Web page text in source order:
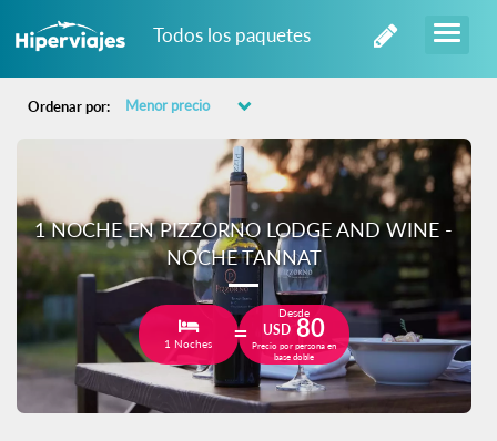
Todos los paquetes
Ordenar por:
1 NOCHE EN PIZZORNO LODGE AND WINE -
NOCHE TANNAT
1 Noches
Desde
USD80
Precio por persona en
base doble